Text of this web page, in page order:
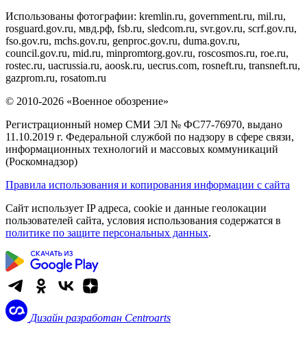
Использованы фотографии: kremlin.ru, government.ru, mil.ru,
rosguard.gov.ru, мвд.рф, fsb.ru, sledcom.ru, svr.gov.ru, scrf.gov.ru,
fso.gov.ru, mchs.gov.ru, genproc.gov.ru, duma.gov.ru,
council.gov.ru, mid.ru, minpromtorg.gov.ru, roscosmos.ru, roe.ru,
rostec.ru, uacrussia.ru, aoosk.ru, uecrus.com, rosneft.ru, transneft.ru,
gazprom.ru, rosatom.ru
© 2010-2026 «Военное обозрение»
Регистрационный номер СМИ ЭЛ № ФС77-76970, выдано
11.10.2019 г. Федеральной службой по надзору в сфере связи,
информационных технологий и массовых коммуникаций
(Роскомнадзор)
Правила использования и копирования информации с сайта
Сайт использует IP адреса, cookie и данные геолокации
пользователей сайта, условия использования содержатся в
политике по защите персональных данных.
Дизайн разработан Centroarts